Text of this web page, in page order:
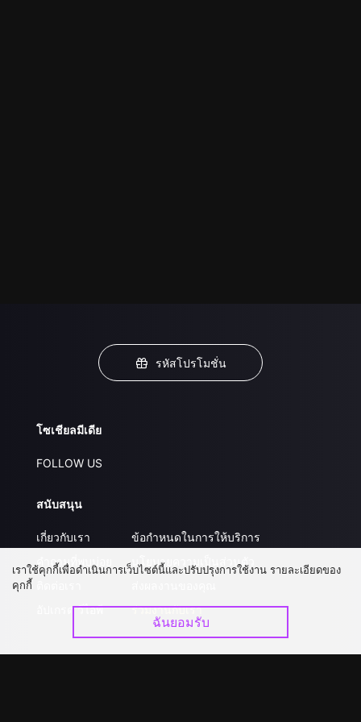
รหัสโปรโมชั่น
โซเชียลมีเดีย
FOLLOW US
สนับสนุน
เกี่ยวกับเรา
คำถามที่พบบ่อย
อัปเกรด วีไอพี
ข้อกำหนดในการให้บริการ
นโยบายความเป็นส่วนตัว
ร่วมงานกับเรา
เราใช้คุกกี้เพื่อดำเนินการเว็บไซต์นี้และปรับปรุงการใช้งาน รายละเอียดของ
คุกกี้
ฉันยอมรับ